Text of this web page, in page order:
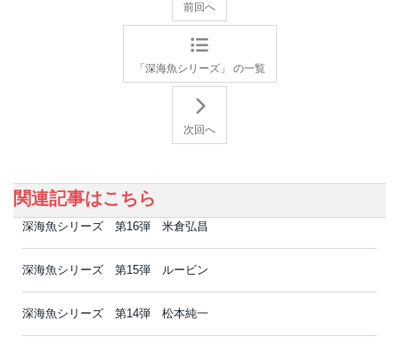
前回へ
「深海魚シリーズ」 の一覧
次回へ
関連記事はこちら
深海魚シリーズ 第16弾 米倉弘昌
深海魚シリーズ 第15弾 ルービン
深海魚シリーズ 第14弾 松本純一